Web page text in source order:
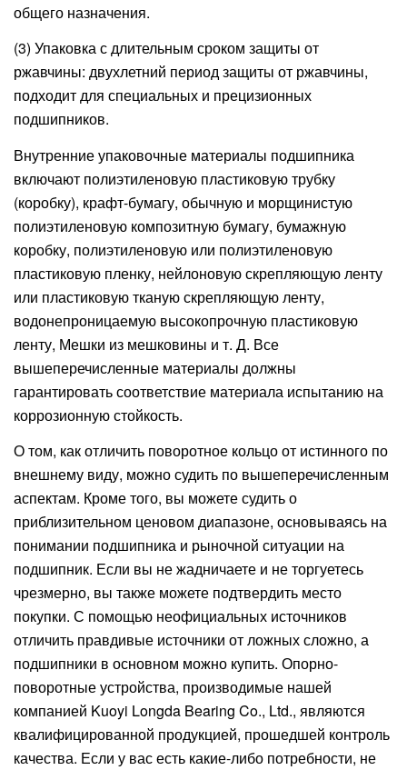
общего назначения.
(3) Упаковка с длительным сроком защиты от
ржавчины: двухлетний период защиты от ржавчины,
подходит для специальных и прецизионных
подшипников.
Внутренние упаковочные материалы подшипника
включают полиэтиленовую пластиковую трубку
(коробку), крафт-бумагу, обычную и морщинистую
полиэтиленовую композитную бумагу, бумажную
коробку, полиэтиленовую или полиэтиленовую
пластиковую пленку, нейлоновую скрепляющую ленту
или пластиковую тканую скрепляющую ленту,
водонепроницаемую высокопрочную пластиковую
ленту, Мешки из мешковины и т. Д. Все
вышеперечисленные материалы должны
гарантировать соответствие материала испытанию на
коррозионную стойкость.
О том, как отличить поворотное кольцо от истинного по
внешнему виду, можно судить по вышеперечисленным
аспектам. Кроме того, вы можете судить о
приблизительном ценовом диапазоне, основываясь на
понимании подшипника и рыночной ситуации на
подшипник. Если вы не жадничаете и не торгуетесь
чрезмерно, вы также можете подтвердить место
покупки. С помощью неофициальных источников
отличить правдивые источники от ложных сложно, а
подшипники в основном можно купить. Опорно-
поворотные устройства, производимые нашей
компанией Kuoyi Longda Bearing Co., Ltd., являются
квалифицированной продукцией, прошедшей контроль
качества. Если у вас есть какие-либо потребности, не